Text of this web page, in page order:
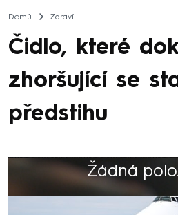
Domů Zdraví
Čidlo, které
zhoršující se
předstihu
Žádná
Výběr redakce